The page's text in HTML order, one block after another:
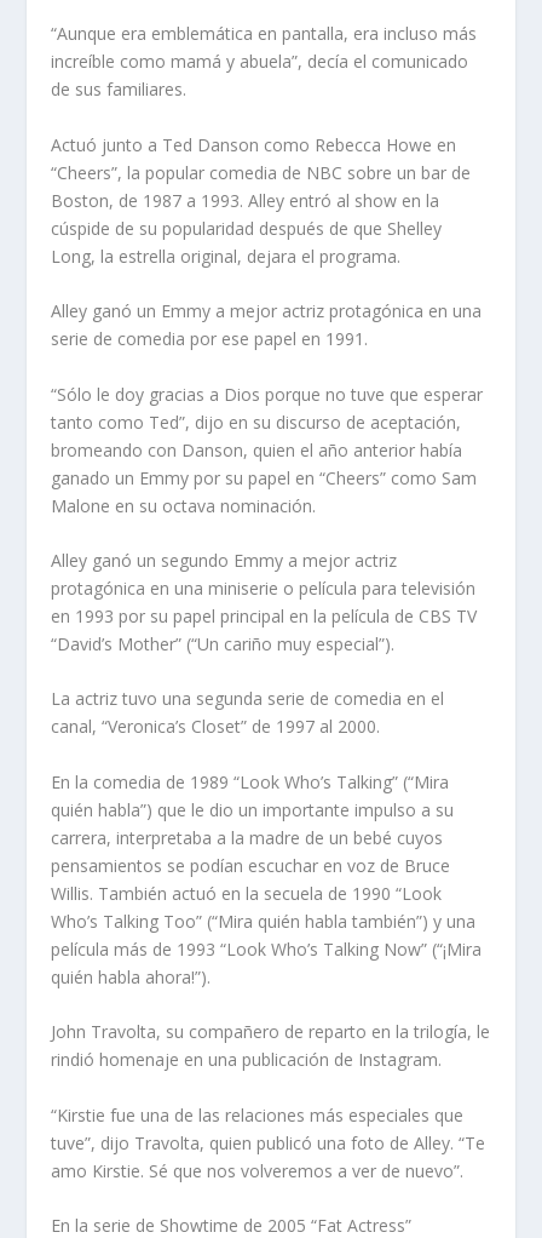
“Aunque era emblemática en pantalla, era incluso más
increíble como mamá y abuela”, decía el comunicado
de sus familiares.
Actuó junto a Ted Danson como Rebecca Howe en
“Cheers”, la popular comedia de NBC sobre un bar de
Boston, de 1987 a 1993. Alley entró al show en la
cúspide de su popularidad después de que Shelley
Long, la estrella original, dejara el programa.
Alley ganó un Emmy a mejor actriz protagónica en una
serie de comedia por ese papel en 1991.
“Sólo le doy gracias a Dios porque no tuve que esperar
tanto como Ted”, dijo en su discurso de aceptación,
bromeando con Danson, quien el año anterior había
ganado un Emmy por su papel en “Cheers” como Sam
Malone en su octava nominación.
Alley ganó un segundo Emmy a mejor actriz
protagónica en una miniserie o película para televisión
en 1993 por su papel principal en la película de CBS TV
“David’s Mother” (“Un cariño muy especial”).
La actriz tuvo una segunda serie de comedia en el
canal, “Veronica’s Closet” de 1997 al 2000.
En la comedia de 1989 “Look Who’s Talking” (“Mira
quién habla”) que le dio un importante impulso a su
carrera, interpretaba a la madre de un bebé cuyos
pensamientos se podían escuchar en voz de Bruce
Willis. También actuó en la secuela de 1990 “Look
Who’s Talking Too” (“Mira quién habla también”) y una
película más de 1993 “Look Who’s Talking Now” (“¡Mira
quién habla ahora!”).
John Travolta, su compañero de reparto en la trilogía, le
rindió homenaje en una publicación de Instagram.
“Kirstie fue una de las relaciones más especiales que
tuve”, dijo Travolta, quien publicó una foto de Alley. “Te
amo Kirstie. Sé que nos volveremos a ver de nuevo”.
En la serie de Showtime de 2005 “Fat Actress”